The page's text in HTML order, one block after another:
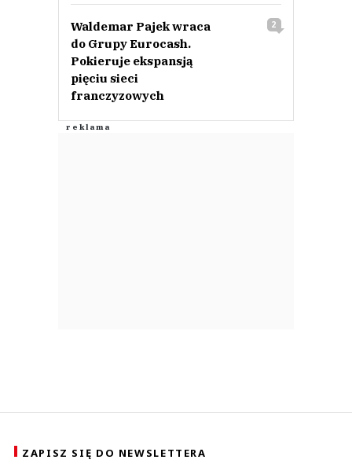
Waldemar Pajek wraca
do Grupy Eurocash.
Pokieruje ekspansją
pięciu sieci
franczyzowych
2
ZAPISZ SIĘ DO NEWSLETTERA